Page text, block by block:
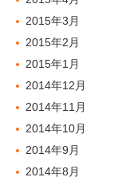
2015年3月
2015年2月
2015年1月
2014年12月
2014年11月
2014年10月
2014年9月
2014年8月